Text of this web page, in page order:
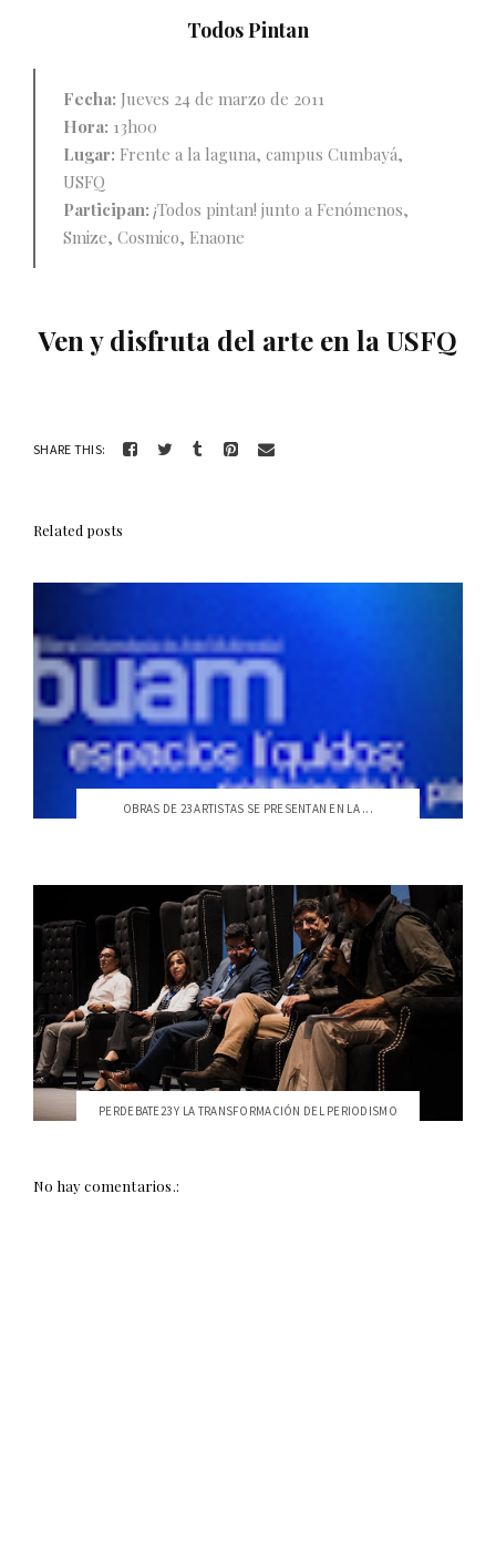
Todos Pintan
Fecha: Jueves 24 de marzo de 2011
Hora: 13h00
Lugar: Frente a la laguna, campus Cumbayá,
USFQ
Participan: ¡Todos pintan! junto a Fenómenos,
Smize, Cosmico, Enaone
Ven y disfruta del arte en la USFQ
SHARE THIS:
Related posts
OBRAS DE 23 ARTISTAS SE PRESENTAN EN LA ...
PERDEBATE23 Y LA TRANSFORMACIÓN DEL PERIODISMO
No hay comentarios.: